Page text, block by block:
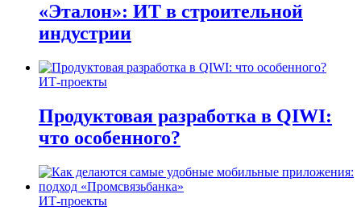
«Эталон»: ИТ в строительной
индустрии
ИТ-проекты
Продуктовая разработка в QIWI:
что особенного?
ИТ-проекты